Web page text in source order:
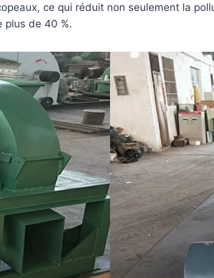
ce qui réduit non seulement la
plus de 40 %.